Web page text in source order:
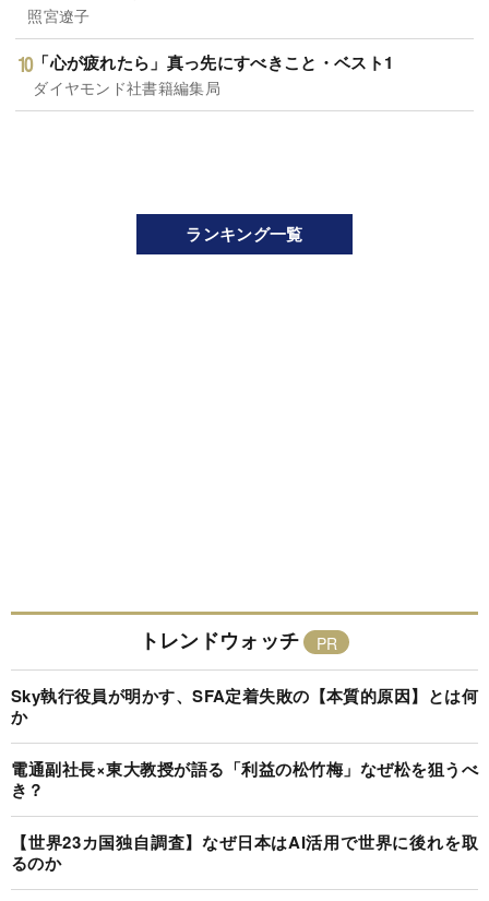
照宮遼子
「心が疲れたら」真っ先にすべきこと・ベスト1
ダイヤモンド社書籍編集局
ランキング一覧
トレンドウォッチ
Sky執行役員が明かす、SFA定着失敗の【本質的原因】とは何
か
電通副社長×東大教授が語る「利益の松竹梅」なぜ松を狙うべ
き？
【世界23カ国独自調査】なぜ日本はAI活用で世界に後れを取
るのか